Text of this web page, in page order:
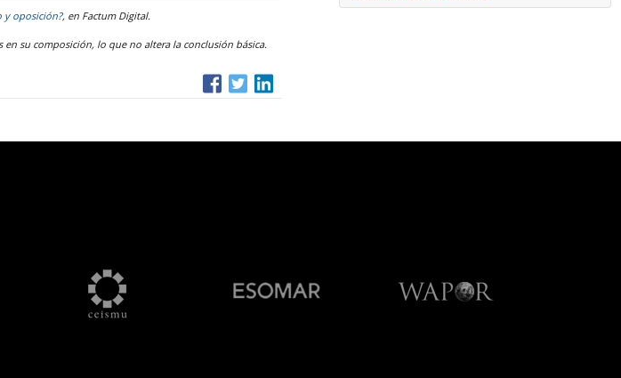
y oposición?, en Factum Digital.
su composición, lo que no altera la conclusión básica.